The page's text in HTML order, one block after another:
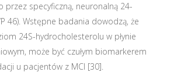
przez specyficzną, neuronalną 24-
46). Wstępne badania dowodzą, że
24S-hydrocholesterolu w płynie
może być czułym biomarkerem
u pacjentów z MCI [30].